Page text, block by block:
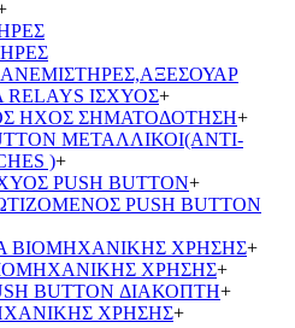
ΑΝΕΜΙΣΤΗΡΕΣ,ΑΞΕΣΟΥΑΡ
ΙΣΧΥΟΣ+
ΗΧΟΣ ΣΗΜΑΤΟΔΟΤΗΣΗ+
ΜΕΤΑΛΛΙΚΟΙ(ANTI-
)+
PUSH BUTTON+
PUSH BUTTON
ΒΙΟΜΗΧΑΝΙΚΗΣ ΧΡΗΣΗΣ+
ΧΡΗΣΗΣ+
BUTTON ΔΙΑΚΟΠΤΗ+
ΧΡΗΣΗΣ+